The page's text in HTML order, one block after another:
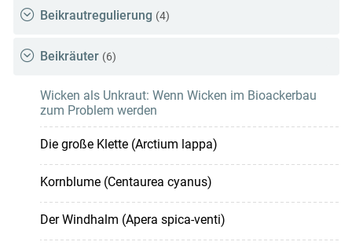
Beikrautregulierung (4)
Beikräuter (6)
Wicken als Unkraut: Wenn Wicken im Bioackerbau
zum Problem werden
Die große Klette (Arctium lappa)
Kornblume (Centaurea cyanus)
Der Windhalm (Apera spica-venti)